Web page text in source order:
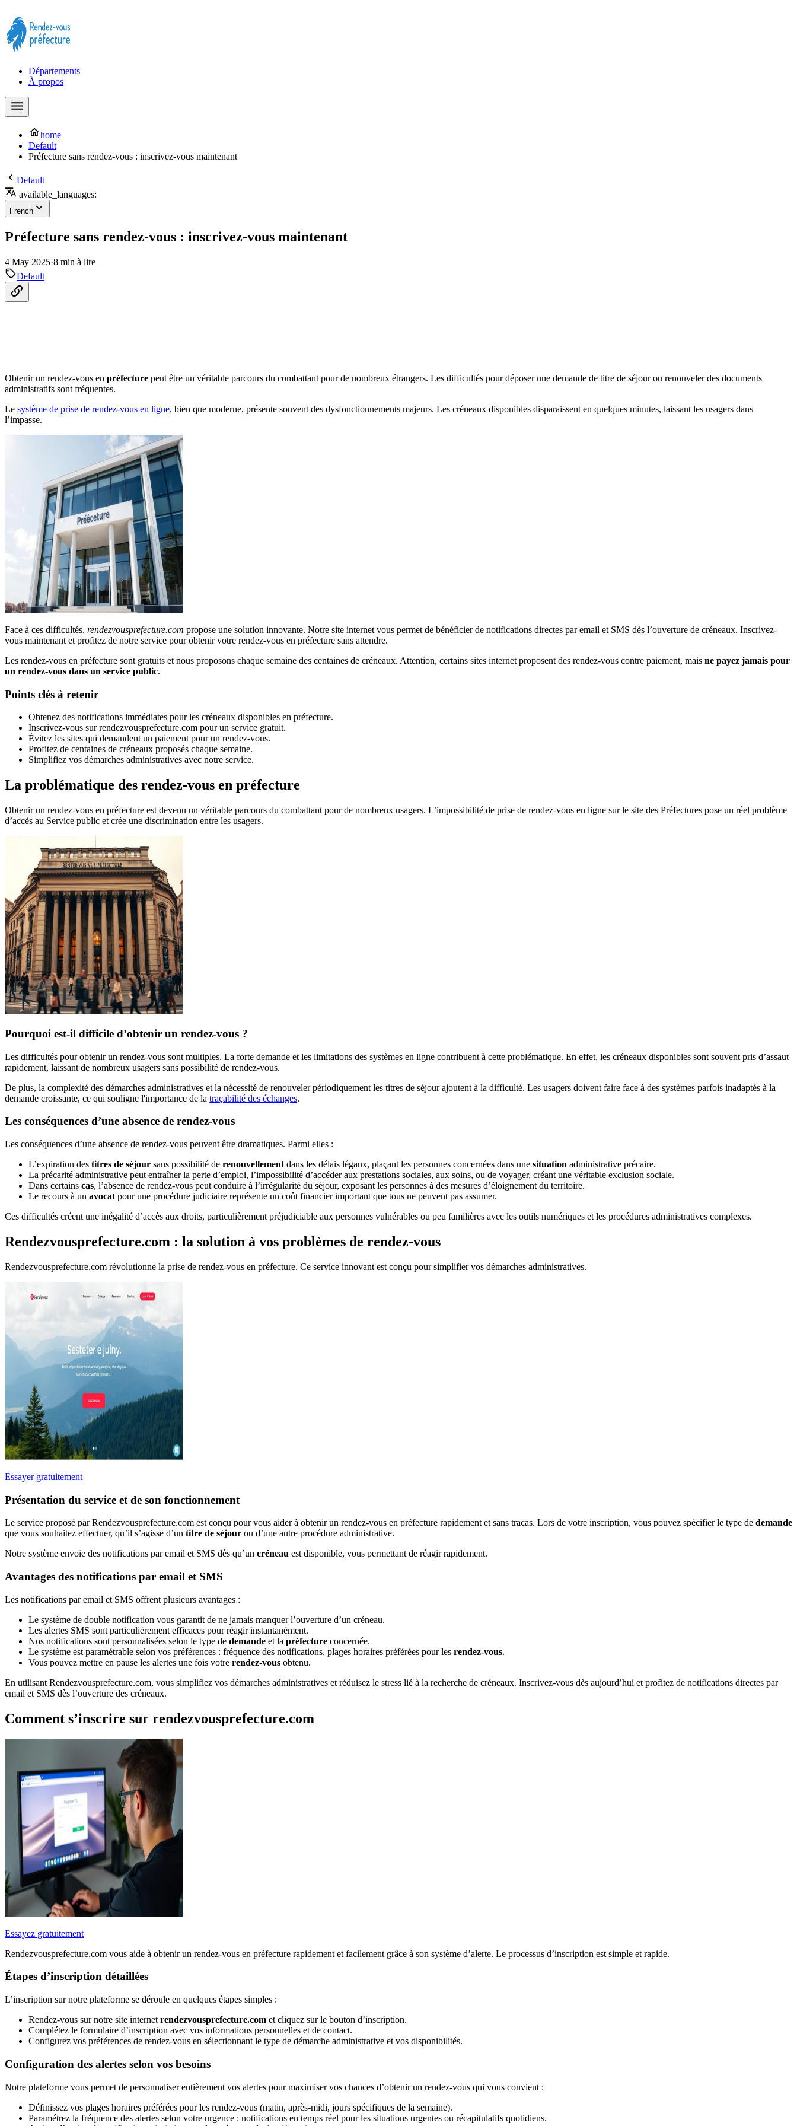
Départements
À propos
home
Default
Préfecture sans rendez-vous : inscrivez-vous maintenant
Default
available_languages:
French
Préfecture sans rendez-vous : inscrivez-vous maintenant
4 May 2025·8 min à lire
Default
Obtenir un rendez-vous en préfecture peut être un véritable parcours du combattant pour de nombreux étrangers. Les difficultés pour déposer une demande de titre de séjour ou renouveler des documents
administratifs sont fréquentes.
Le système de prise de rendez-vous en ligne, bien que moderne, présente souvent des dysfonctionnements majeurs. Les créneaux disponibles disparaissent en quelques minutes, laissant les usagers dans
l’impasse.
Face à ces difficultés, rendezvousprefecture.com propose une solution innovante. Notre site internet vous permet de bénéficier de notifications directes par email et SMS dès l’ouverture de créneaux. Inscrivez-
vous maintenant et profitez de notre service pour obtenir votre rendez-vous en préfecture sans attendre.
Les rendez-vous en préfecture sont gratuits et nous proposons chaque semaine des centaines de créneaux. Attention, certains sites internet proposent des rendez-vous contre paiement, mais ne payez jamais pour
un rendez-vous dans un service public.
Points clés à retenir
Obtenez des notifications immédiates pour les créneaux disponibles en préfecture.
Inscrivez-vous sur rendezvousprefecture.com pour un service gratuit.
Évitez les sites qui demandent un paiement pour un rendez-vous.
Profitez de centaines de créneaux proposés chaque semaine.
Simplifiez vos démarches administratives avec notre service.
La problématique des rendez-vous en préfecture
Obtenir un rendez-vous en préfecture est devenu un véritable parcours du combattant pour de nombreux usagers. L’impossibilité de prise de rendez-vous en ligne sur le site des Préfectures pose un réel problème
d’accès au Service public et crée une discrimination entre les usagers.
Pourquoi est-il difficile d’obtenir un rendez-vous ?
Les difficultés pour obtenir un rendez-vous sont multiples. La forte demande et les limitations des systèmes en ligne contribuent à cette problématique. En effet, les créneaux disponibles sont souvent pris d’assaut
rapidement, laissant de nombreux usagers sans possibilité de rendez-vous.
De plus, la complexité des démarches administratives et la nécessité de renouveler périodiquement les titres de séjour ajoutent à la difficulté. Les usagers doivent faire face à des systèmes parfois inadaptés à la
demande croissante, ce qui souligne l'importance de la traçabilité des échanges.
Les conséquences d’une absence de rendez-vous
Les conséquences d’une absence de rendez-vous peuvent être dramatiques. Parmi elles :
L’expiration des titres de séjour sans possibilité de renouvellement dans les délais légaux, plaçant les personnes concernées dans une situation administrative précaire.
La précarité administrative peut entraîner la perte d’emploi, l’impossibilité d’accéder aux prestations sociales, aux soins, ou de voyager, créant une véritable exclusion sociale.
Dans certains cas, l’absence de rendez-vous peut conduire à l’irrégularité du séjour, exposant les personnes à des mesures d’éloignement du territoire.
Le recours à un avocat pour une procédure judiciaire représente un coût financier important que tous ne peuvent pas assumer.
Ces difficultés créent une inégalité d’accès aux droits, particulièrement préjudiciable aux personnes vulnérables ou peu familières avec les outils numériques et les procédures administratives complexes.
Rendezvousprefecture.com : la solution à vos problèmes de rendez-vous
Rendezvousprefecture.com révolutionne la prise de rendez-vous en préfecture. Ce service innovant est conçu pour simplifier vos démarches administratives.
Essayer gratuitement
Présentation du service et de son fonctionnement
Le service proposé par Rendezvousprefecture.com est conçu pour vous aider à obtenir un rendez-vous en préfecture rapidement et sans tracas. Lors de votre inscription, vous pouvez spécifier le type de demande
que vous souhaitez effectuer, qu’il s’agisse d’un titre de séjour ou d’une autre procédure administrative.
Notre système envoie des notifications par email et SMS dès qu’un créneau est disponible, vous permettant de réagir rapidement.
Avantages des notifications par email et SMS
Les notifications par email et SMS offrent plusieurs avantages :
Le système de double notification vous garantit de ne jamais manquer l’ouverture d’un créneau.
Les alertes SMS sont particulièrement efficaces pour réagir instantanément.
Nos notifications sont personnalisées selon le type de demande et la préfecture concernée.
Le système est paramétrable selon vos préférences : fréquence des notifications, plages horaires préférées pour les rendez-vous.
Vous pouvez mettre en pause les alertes une fois votre rendez-vous obtenu.
En utilisant Rendezvousprefecture.com, vous simplifiez vos démarches administratives et réduisez le stress lié à la recherche de créneaux. Inscrivez-vous dès aujourd’hui et profitez de notifications directes par
email et SMS dès l’ouverture des créneaux.
Comment s’inscrire sur rendezvousprefecture.com
Essayez gratuitement
Rendezvousprefecture.com vous aide à obtenir un rendez-vous en préfecture rapidement et facilement grâce à son système d’alerte. Le processus d’inscription est simple et rapide.
Étapes d’inscription détaillées
L’inscription sur notre plateforme se déroule en quelques étapes simples :
Rendez-vous sur notre site internet rendezvousprefecture.com et cliquez sur le bouton d’inscription.
Complétez le formulaire d’inscription avec vos informations personnelles et de contact.
Configurez vos préférences de rendez-vous en sélectionnant le type de démarche administrative et vos disponibilités.
Configuration des alertes selon vos besoins
Notre plateforme vous permet de personnaliser entièrement vos alertes pour maximiser vos chances d’obtenir un rendez-vous qui vous convient :
Définissez vos plages horaires préférées pour les rendez-vous (matin, après-midi, jours spécifiques de la semaine).
Paramétrez la fréquence des alertes selon votre urgence : notifications en temps réel pour les situations urgentes ou récapitulatifs quotidiens.